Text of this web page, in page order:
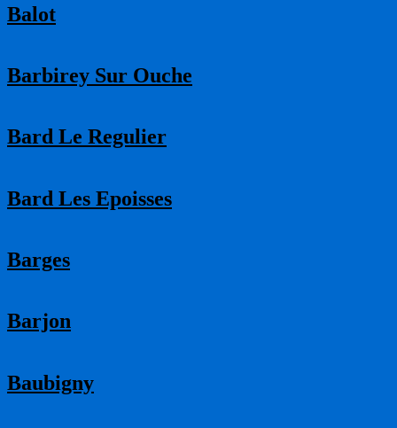
Balot
Barbirey Sur Ouche
Bard Le Regulier
Bard Les Epoisses
Barges
Barjon
Baubigny